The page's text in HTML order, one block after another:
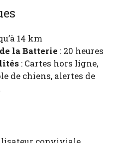
14 km
la Batterie : 20 heures
: Cartes hors ligne,
de chiens, alertes de